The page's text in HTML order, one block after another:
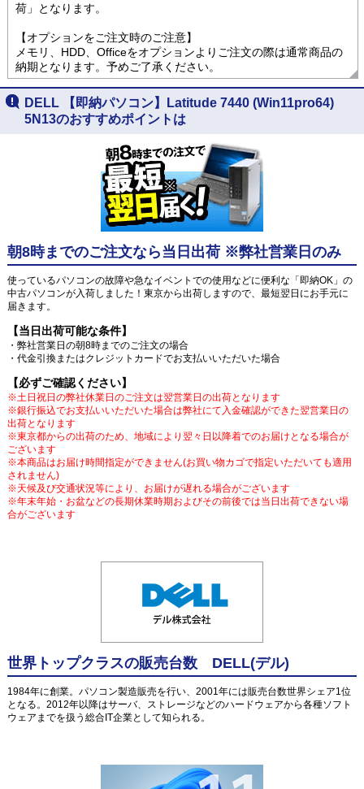
荷」となります。
【オプションをご注文時のご注意】
メモリ、HDD、Officeをオプションよりご注文の際は通常商品の
納期となります。予めご了承ください。
DELL 【即納パソコン】Latitude 7440 (Win11pro64)
5N13のおすすめポイントは
朝8時までのご注文なら当日出荷 ※弊社営業日のみ
使っているパソコンの故障や急なイベントでの使用などに便利な「即納OK」の
中古パソコンが入荷しました！東京から出荷しますので、最短翌日にお手元に
届きます。
【当日出荷可能な条件】
・弊社営業日の朝8時までのご注文の場合
・代金引換またはクレジットカードでお支払いいただいた場合
【必ずご確認ください】
※土日祝日の弊社休業日のご注文は翌営業日の出荷となります
※銀行振込でお支払いいただいた場合は弊社にて入金確認ができた翌営業日の
出荷となります
※東京都からの出荷のため、地域により翌々日以降着でのお届けとなる場合が
ございます
※本商品はお届け時間指定ができません(お買い物カゴで指定いただいても適用
されません)
※天候及び交通状況等により、お届けが遅れる場合がございます
※年末年始・お盆などの長期休業時期およびその前後では当日出荷できない場
合がございます
世界トップクラスの販売台数 DELL(デル)
1984年に創業。パソコン製造販売を行い、2001年には販売台数世界シェア1位
となる。2012年以降はサーバ、ストレージなどのハードウェアから各種ソフト
ウェアまでを扱う総合IT企業として知られる。